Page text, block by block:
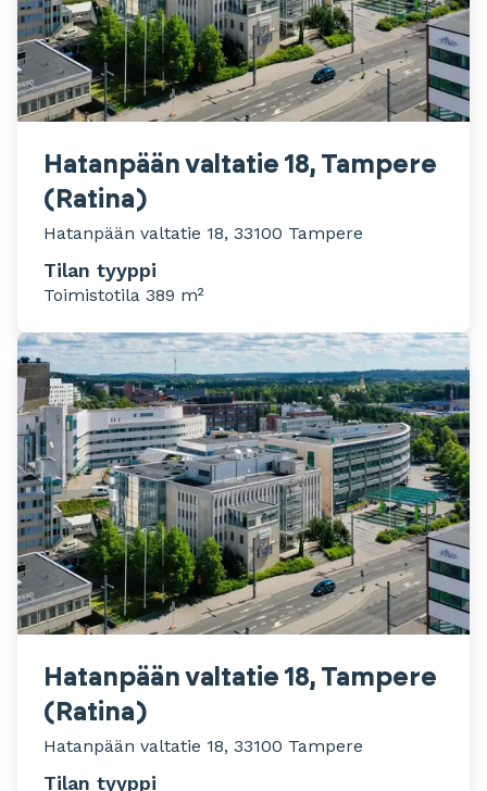
Hatanpään valtatie 18, Tampere
(Ratina)
Hatanpään valtatie 18, 33100 Tampere
Tilan tyyppi
Toimistotila 389 m²
Hatanpään valtatie 18, Tampere
(Ratina)
Hatanpään valtatie 18, 33100 Tampere
Tilan tyyppi